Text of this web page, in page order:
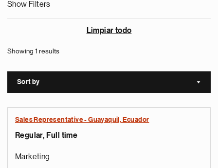
Show Filters
Limpiar todo
Showing 1 results
Sort by Sort
Sales Representative - Guayaquil, Ecuador
Regular, Full time
Marketing